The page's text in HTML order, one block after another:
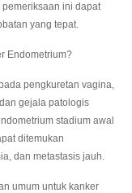
pemeriksaan ini dapat
yang tepat.
Endometrium?
pengkuretan vagina,
gejala patologis
stadium awal
ditemukan
dan metastasis jauh.
umum untuk kanker